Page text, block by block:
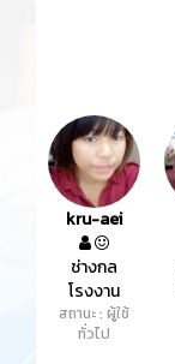
kru-aei
ช่างกล
โรงงาน
สถานะ : ผู้ใช้
ทั่วไป